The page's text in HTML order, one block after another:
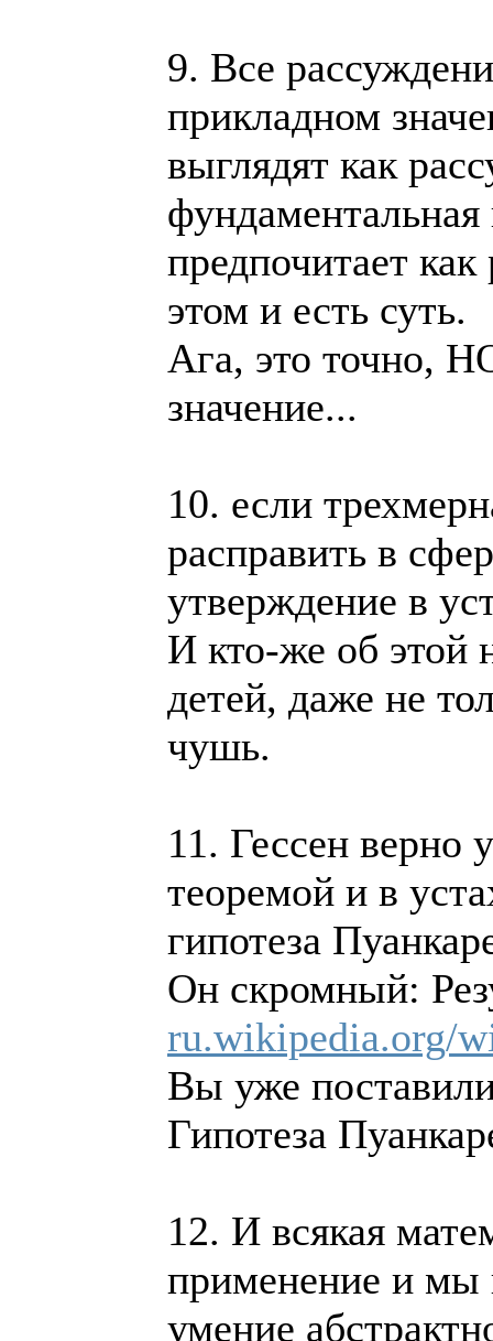
9. Все
прикладном
выглядят как
предпочитает
этом и есть суть.
Ага, это точно,
значение...
10. если
расправить в
утверждение в
И кто-же об этой
детей, даже не
чушь.
11. Гессен верно
теоремой и в
гипотеза
Он скромный:
ru.wikipedia.org/
Вы уже
Гипотеза
12. И всякая
применение и мы
умение